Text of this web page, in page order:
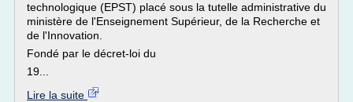
technologique (EPST) placé sous la tutelle administrative du
ministère de l'Enseignement Supérieur, de la Recherche et
de l'Innovation.
Fondé par le décret-loi du
19...
Lire la suite